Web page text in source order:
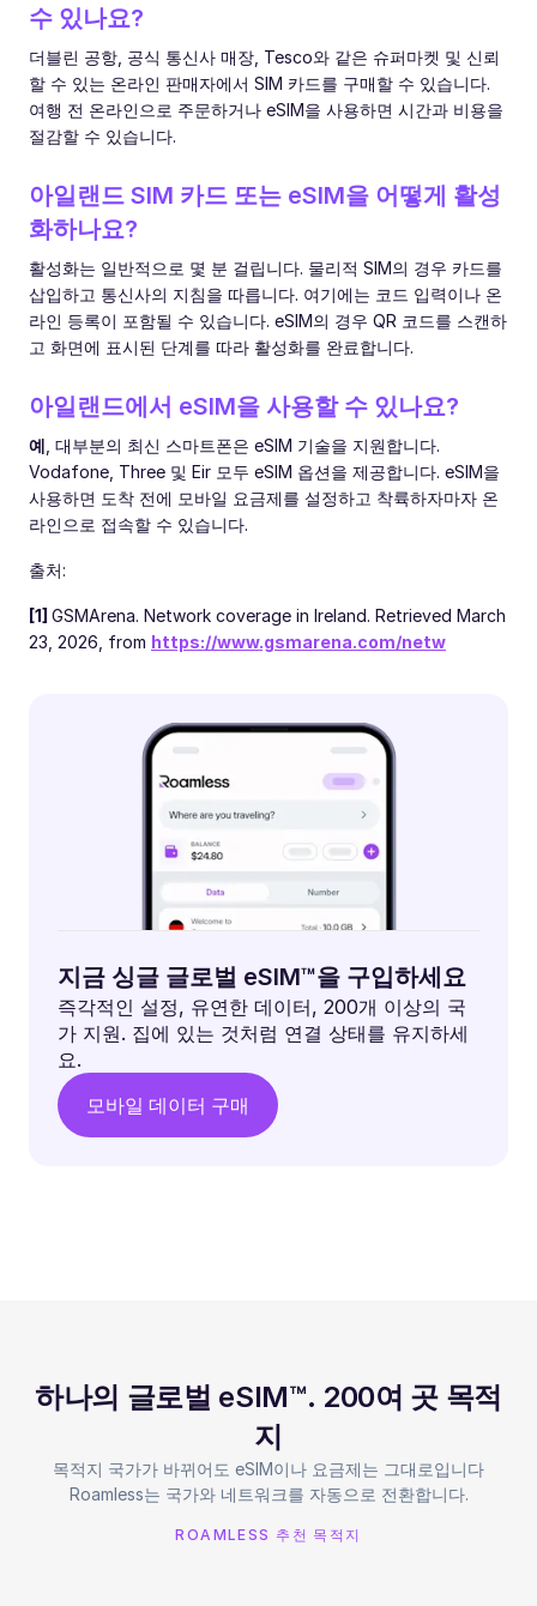
수 있나요?
더블린 공항, 공식 통신사 매장, Tesco와 같은 슈퍼마켓 및 신뢰
할 수 있는 온라인 판매자에서 SIM 카드를 구매할 수 있습니다.
여행 전 온라인으로 주문하거나 eSIM을 사용하면 시간과 비용을
절감할 수 있습니다.
아일랜드 SIM 카드 또는 eSIM을 어떻게 활성
화하나요?
활성화는 일반적으로 몇 분 걸립니다. 물리적 SIM의 경우 카드를
삽입하고 통신사의 지침을 따릅니다. 여기에는 코드 입력이나 온
라인 등록이 포함될 수 있습니다. eSIM의 경우 QR 코드를 스캔하
고 화면에 표시된 단계를 따라 활성화를 완료합니다.
아일랜드에서 eSIM을 사용할 수 있나요?
예 , 대부분의 최신 스마트폰은 eSIM 기술을 지원합니다.
Vodafone, Three 및 Eir 모두 eSIM 옵션을 제공합니다. eSIM을
사용하면 도착 전에 모바일 요금제를 설정하고 착륙하자마자 온
라인으로 접속할 수 있습니다.
출처:
[1] GSMArena. Network coverage in Ireland. Retrieved March
23, 2026, from https://www.gsmarena.com/netw
지금 싱글 글로벌 eSIM™을 구입하세요
즉각적인 설정, 유연한 데이터, 200개 이상의 국
가 지원. 집에 있는 것처럼 연결 상태를 유지하세
요.
모바일 데이터 구매
하나의 글로벌 eSIM™. 200여 곳 목적
지
목적지 국가가 바뀌어도 eSIM이나 요금제는 그대로입니다
Roamless는 국가와 네트워크를 자동으로 전환합니다.
ROAMLESS 추천 목적지